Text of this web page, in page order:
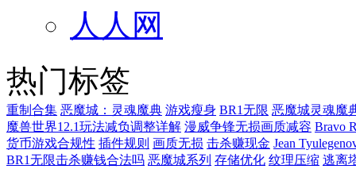
人人网
热门标签
重制合集 恶魔城：灵魂魔典 游戏瘦身 BR1无限 恶魔城灵魂魔
魔兽世界12.1玩法减负调整详解 漫威争锋无损画质减容 Bravo
货币游戏合规性 插件规则 画质无损 击杀赚现金 Jean
BR1无限击杀赚钱合法吗 恶魔城系列 存储优化 纹理压缩 逃离